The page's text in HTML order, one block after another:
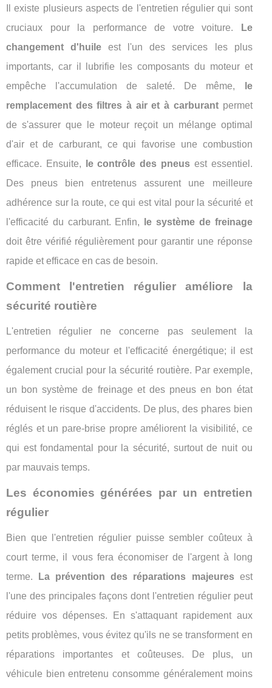
Il existe plusieurs aspects de l'entretien régulier qui sont
cruciaux pour la performance de votre voiture.
Le
changement d'huile est l'un des services les plus
importants, car il lubrifie les composants du moteur et
empêche l'accumulation de saleté. De même,
le
remplacement des filtres à air et à carburantpermet
de s'assurer que le moteur reçoit un mélange optimal
d'air et de carburant, ce qui favorise une combustion
efficace. Ensuite,
le contrôle des pneus est essentiel.
Des pneus bien entretenus assurent une meilleure
adhérence sur la route, ce qui est vital pour la sécurité et
l'efficacité du carburant. Enfin,
le système de freinage
doit être vérifié régulièrement pour garantir une réponse
rapide et efficace en cas de besoin.
Comment l'entretien régulier améliore la
sécurité routière
L'entretien régulier ne concerne pas seulement la
performance du moteur et l'efficacité énergétique; il est
également crucial pour la sécurité routière. Par exemple,
un bon système de freinage et des pneus en bon état
réduisent le risque d'accidents. De plus, des phares bien
réglés et un pare-brise propre améliorent la visibilité, ce
qui est fondamental pour la sécurité, surtout de nuit ou
par mauvais temps.
Les économies générées par un entretien
régulier
Bien que l'entretien régulier puisse sembler coûteux à
court terme, il vous fera économiser de l'argent à long
terme.
La prévention des réparations majeuresest
l'une des principales façons dont l'entretien régulier peut
réduire vos dépenses. En s'attaquant rapidement aux
petits problèmes, vous évitez qu'ils ne se transforment en
réparations importantes et coûteuses. De plus, un
véhicule bien entretenu consomme généralement moins